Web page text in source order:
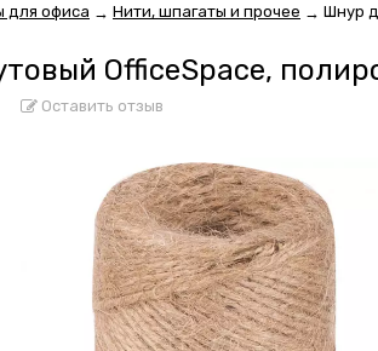
для офиса → Нити, шпагаты и прочее → Шнур
OfficeSpace,
Оставить отзыв